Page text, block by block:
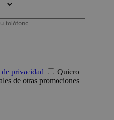
privacidad
Quiero
de otras promociones